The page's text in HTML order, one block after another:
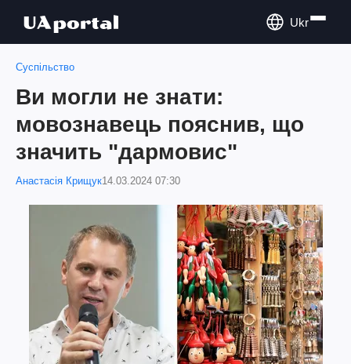
Ukr
Суспільство
Ви могли не знати:
мовознавець пояснив, що
значить "дармовис"
Анастасія Крищук14.03.2024 07:30